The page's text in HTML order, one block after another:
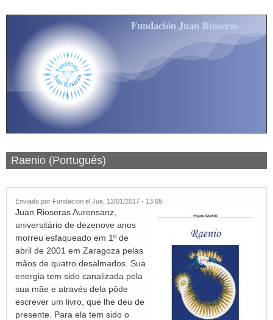
Pasar al contenido principal
Fundación Juan Rioseras
Raenio (Portugués)
Enviado por Fundacion el Jue, 12/01/2017 - 13:09
Juan Rioseras Aurensanz,
universitário de dezenove anos
morreu esfaqueado em 1º de
abril de 2001 em Zaragoza pelas
mãos de quatro desalmados. Sua
energia tem sido canalizada pela
sua mãe e através dela pôde
escrever um livro, que lhe deu de
presente. Para ela tem sido o